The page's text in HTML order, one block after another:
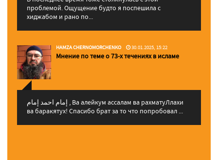
проблемой. Ощущение будто я поспешила с
хиджабом и рано по...
HAMZA CHERNOMORCHENKO 30.01.2025, 15:22
Мнение по теме о 73-х течениях в исламе
إمام احمد إمام , Ва алейкум ассалам ва рахматуЛлахи
ва баракятух! Спасибо брат за то что попробовал ...